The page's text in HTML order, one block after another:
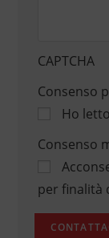
CAPTCHA
Consenso
Ho
Consenso
per finalità